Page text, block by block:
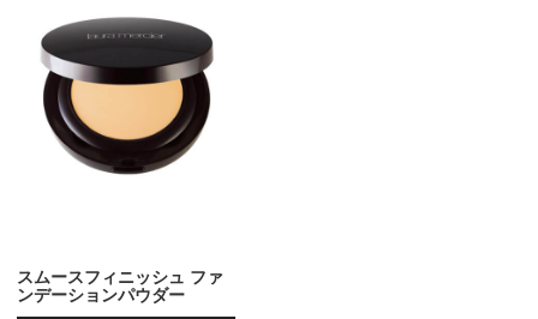
スムースフィニッシュ ファ
ンデーションパウダー